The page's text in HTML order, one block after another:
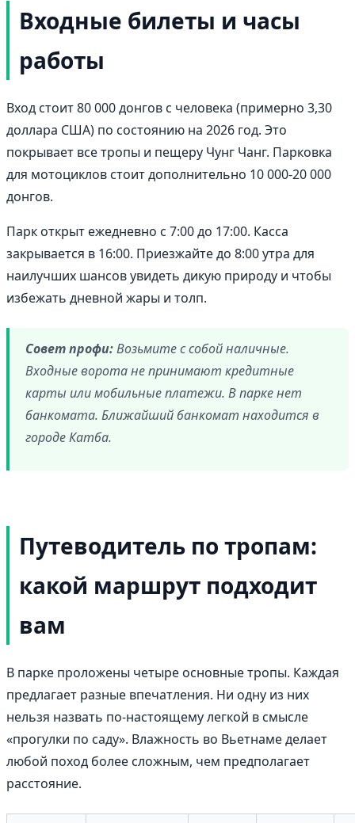
Входные билеты и часы
работы
Вход стоит 80 000 донгов с человека (примерно 3,30
доллара США) по состоянию на 2026 год. Это
покрывает все тропы и пещеру Чунг Чанг. Парковка
для мотоциклов стоит дополнительно 10 000-20 000
донгов.
Парк открыт ежедневно с 7:00 до 17:00. Касса
закрывается в 16:00. Приезжайте до 8:00 утра для
наилучших шансов увидеть дикую природу и чтобы
избежать дневной жары и толп.
Совет профи:Возьмите с собой наличные.
Входные ворота не принимают кредитные
карты или мобильные платежи. В парке нет
банкомата. Ближайший банкомат находится в
городе Катба.
Путеводитель по тропам:
какой маршрут подходит
вам
В парке проложены четыре основные тропы. Каждая
предлагает разные впечатления. Ни одну из них
нельзя назвать по-настоящему легкой в смысле
«прогулки по саду». Влажность во Вьетнаме делает
любой поход более сложным, чем предполагает
расстояние.